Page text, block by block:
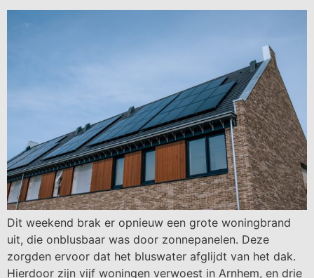
Dit weekend brak er opnieuw een grote woningbrand
uit, die onblusbaar was door zonnepanelen. Deze
zorgden ervoor dat het bluswater afglijdt van het dak.
Hierdoor zijn vijf woningen verwoest in Arnhem, en drie